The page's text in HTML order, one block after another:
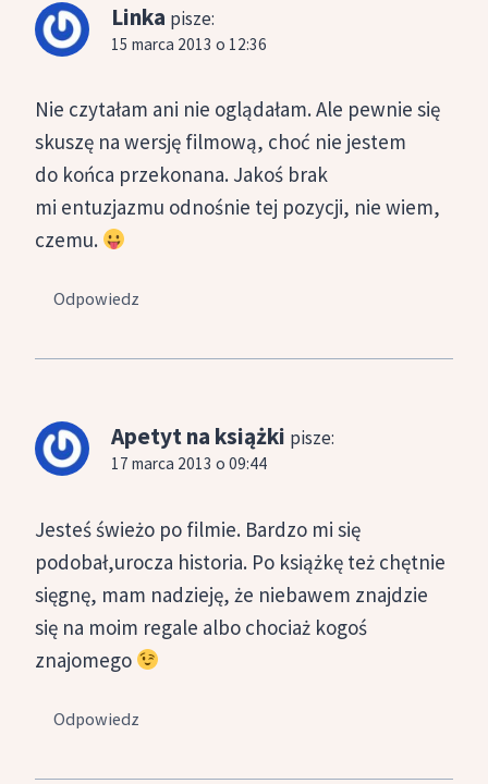
Linka pisze:
15 marca 2013 o 12:36
Nie czytałam ani nie oglądałam. Ale pewnie się
skuszę na wersję filmową, choć nie jestem
do końca przekonana. Jakoś brak
mi entuzjazmu odnośnie tej pozycji, nie wiem,
czemu.
Odpowiedz
Apetyt na książki pisze:
17 marca 2013 o 09:44
Jesteś świeżo po filmie. Bardzo mi się
podobał,urocza historia. Po książkę też chętnie
sięgnę, mam nadzieję, że niebawem znajdzie
się na moim regale albo chociaż kogoś
znajomego
Odpowiedz